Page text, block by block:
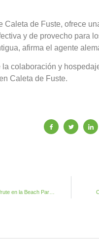
Caleta de Fuste, ofrece
y de provecho para
afirma el agente
colaboración y
Caleta de Fuste.